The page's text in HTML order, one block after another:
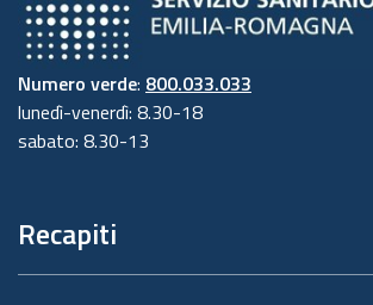
Numero verde: 800.033.033
lunedì-venerdì: 8.30-18
sabato: 8.30-13
Recapiti